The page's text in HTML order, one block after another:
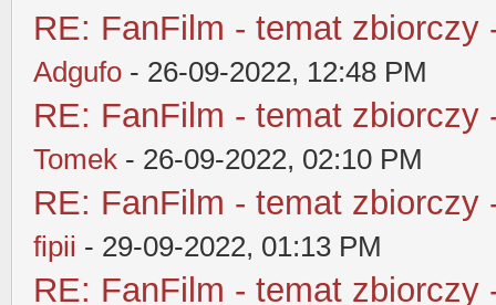
RE: FanFilm - temat zbiorczy
Adgufo - 26-09-2022, 12:48 PM
RE: FanFilm - temat zbiorczy
Tomek - 26-09-2022, 02:10 PM
RE: FanFilm - temat zbiorczy
fipii - 29-09-2022, 01:13 PM
RE: FanFilm - temat zbiorczy